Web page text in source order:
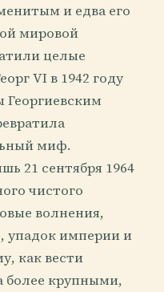
и едва его
мировой
целые
VI в 1942 году
миф.
21 сентября 1964
чистого
волнения,
упадок империи и
как вести
более крупными,